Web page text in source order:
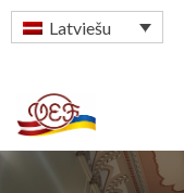
Latviešu